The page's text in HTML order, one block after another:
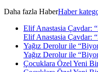
Daha fazla HaberHaber
Elif Anastasia Çavdar:
Elif Anastasia Çavdar:
Yağız Derolur ile
Yağız Derolur ile
Çocuklara Özel Yeni